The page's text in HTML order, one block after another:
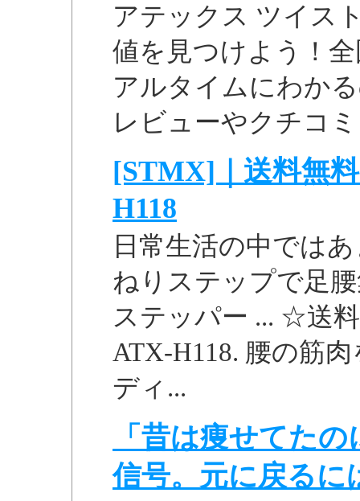
アテックス ツイス
値を見つけよう！
アルタイムにわか
レビューやクチコ
[STMX]｜送料無
H118
日常生活の中では
ねりステップで足
ステッパー ... ☆送
ATX-H118. 腰の筋
ディ...
「昔は痩せてた
信号。元に戻るに